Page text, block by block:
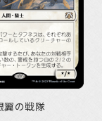
翼の戦隊